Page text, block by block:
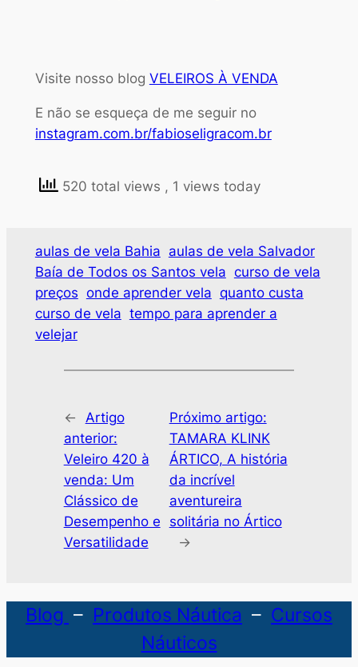
Visite nosso blog VELEIROS À VENDA
E não se esqueça de me seguir no
instagram.com.br/fabioseligracom.br
520 total views , 1 views today
aulas de vela Bahia aulas de vela Salvador
Baía de Todos os Santos vela curso de vela
preços onde aprender vela quanto custa
curso de vela tempo para aprender a
velejar
←
Artigo
anterior:
Veleiro 420 à
venda: Um
Clássico de
Desempenho e
Versatilidade
Próximo artigo:
TAMARA KLINK
ÁRTICO, A história
da incrível
aventureira
solitária no Ártico
→
Blog – Produtos Náutica – Cursos
Náuticos